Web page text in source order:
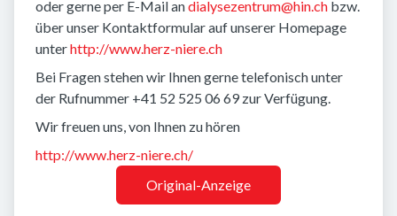
oder gerne per E-Mail andialysezentrum@hin.ch bzw.
über unser Kontaktformular auf unserer Homepage
unterhttp://www.herz-niere.ch
Bei Fragen stehen wir Ihnen gerne telefonisch unter
der Rufnummer +41 52 525 06 69 zur Verfügung.
Wir freuen uns, von Ihnen zu hören
http://www.herz-niere.ch/
Original-Anzeige